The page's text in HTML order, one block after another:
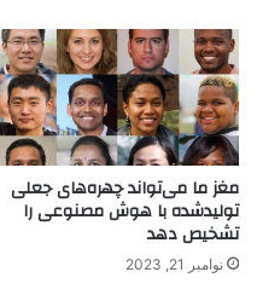
مغز ما می‌تواند چهره‌های جعلی
تولیدشده با هوش مصنوعی را
تشخیص دهد
نوامبر 21, 2023